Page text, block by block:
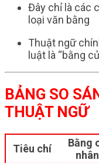
Đây chỉ là các
loại văn bằng
Thuật ngữ
luật là “bằng
BẢNG SO
THUẬT NGỮ
Tiêu chí
Bằng
nhân